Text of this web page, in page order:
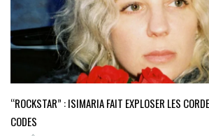
“ROCKSTAR” : ISIMARIA FAIT EXPLOSER LES
CODES